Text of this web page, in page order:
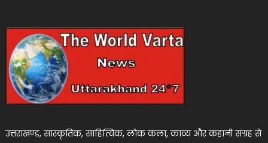
उत्तराखण्ड, सांस्कृतिक, साहित्यिक, लोक कला, काव्य और कहानी संग्रह से